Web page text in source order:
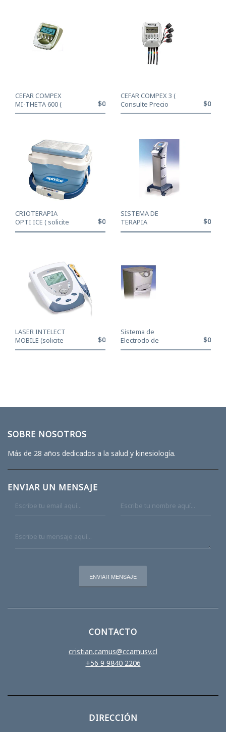
CEFAR COMPEX
MI-THETA 600 (
Consulte Precio
$0
CEFAR COMPEX 3 (
Consulte Precio
Oferta: venta...
$0
CRIOTERAPIA
OPTI ICE ( solicite
cotización a: ...
$0
SISTEMA DE
TERAPIA
ADVANCE STIM
$0
LASER INTELECT
MOBILE (solicite
cotizacion a: ...
$0
Sistema de
Electrodo de
Vacío, opcional
$0
SOBRE NOSOTROS
Más de 28 años dedicados a la salud y kinesiología.
ENVIAR UN MENSAJE
CONTACTO
cristian.camus@ccamusv.cl
+56 9 9840 2206
DIRECCIÓN